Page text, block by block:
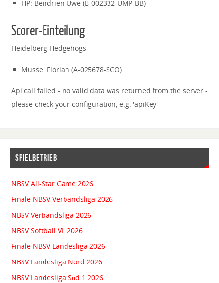
HP: Bendrien Uwe (B-002332-UMP-BB)
Scorer-Einteilung
Heidelberg Hedgehogs
Mussel Florian (A-025678-SCO)
Api call failed - no valid data was returned from the server -
please check your configuration, e.g. 'apiKey'
SPIELBETRIEB
NBSV All-Star Game 2026
Finale NBSV Verbandsliga 2026
NBSV Verbandsliga 2026
NBSV Softball VL 2026
Finale NBSV Landesliga 2026
NBSV Landesliga Nord 2026
NBSV Landesliga Süd 1 2026